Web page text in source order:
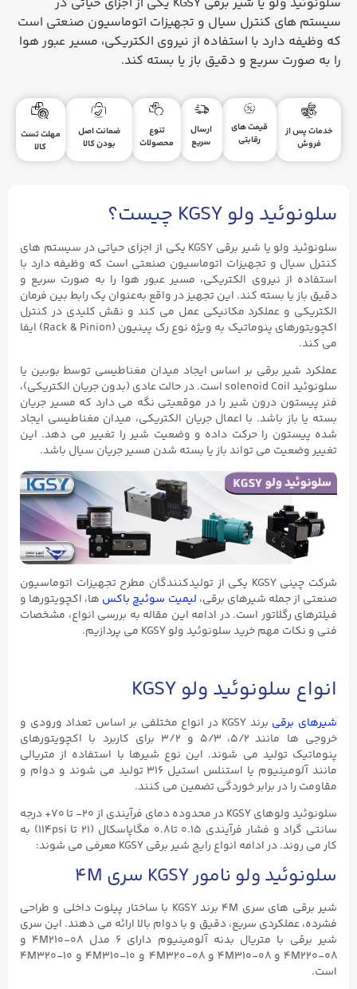
سیستم‌ های کنترل سیال و تجهیزات اتوماسیون صنعتی است
که وظیفه دارد با استفاده از نیروی الکتریکی، مسیر عبور هوا
را به‌ صورت سریع و دقیق باز یا بسته کند.
خدمات پس از
فروش
قیمت های
رقابتی
ارسال
سریع
تنوع
محصولات
ضمانت اصل
بودن کالا
مهلت تست
کالا
سلونوئید ولو KGSY چیست؟
سلونوئید ولو یا شیر برقی KGSY یکی از اجزای حیاتی در سیستم‌ های
کنترل سیال و تجهیزات اتوماسیون صنعتی است که وظیفه دارد با
استفاده از نیروی الکتریکی، مسیر عبور هوا را به‌ صورت سریع و
دقیق باز یا بسته کند. این تجهیز در واقع به‌عنوان یک رابط بین فرمان
الکتریکی و عملکرد مکانیکی عمل می‌ کند و نقش کلیدی در کنترل
اکچویتورهای پنوماتیک به‌ ویژه نوع رک‌ پینیون (Rack & Pinion) ایفا
می‌ کند.
عملکرد شیر برقی بر اساس ایجاد میدان مغناطیسی توسط بوبین یا
سلونوئید solenoid Coil است.
در حالت عادی (بدون جریان الکتریکی)،
فنر پیستون درون شیر را در موقعیتی نگه می‌ دارد که مسیر جریان
بسته یا باز باشد. با اعمال جریان الکتریکی، میدان مغناطیسی ایجاد
شده پیستون را حرکت داده و وضعیت شیر را تغییر می‌ دهد. این
تغییر وضعیت می‌ تواند باز یا بسته شدن مسیر جریان سیال باشد.
شرکت چینی KGSY یکی از تولیدکنندگان مطرح تجهیزات اتوماسیون
صنعتی از جمله شیرهای برقی، لیمیت سوئیچ باکس ها، اکچویتورها و
فیلترهای رگلاتور است. در ادامه این مقاله به بررسی انواع، مشخصات
فنی و نکات مهم خرید سلونوئید ولو KGSY می پردازیم.
انواع سلونوئید ولو KGSY
شیرهای برقی
برند KGSY در انواع مختلفی بر اساس تعداد ورودی و
خروجی ها مانند ۵/۲، ۵/۳ و ۳/۲ برای کاربرد با اکچویتورهای
پنوماتیک تولید می شوند. این نوع شیرها با استفاده از متریالی
مانند آلومینیوم یا استنلس استیل ۳۱۶ تولید می شوند و دوام و
مقاومت را در برابر خوردگی تضمین می کنند.
سلونوئید ولوهای KGSY در محدوده دمای فرآیندی از ۲۰- تا ۷۰+ درجه
سانتی گراد و فشار فرآیندی ۰.۱۵ تا0.۸ مگاپاسکال (۲۱ تا 114psi) به
کار می روند. در ادامه انواع رایج شیر برقی KGSY معرفی می شوند:
سلونوئید ولو نامور KGSY سری 4M
شیر برقی های سری 4M برند KGSY
با ساختار پیلوت داخلی و طراحی
فشرده، عملکردی سریع، دقیق و با دوام بالا ارائه می‌ دهند. ​ این سری
شیر برقی با متریال بدنه آلومینیوم دارای ۶ مدل 4M210-۰۸ و
4M220-۰۸ و 4M310-۰۸ و 4M320-۰۸ و 4M310-۱۰ و 4M320-۱۰
است.